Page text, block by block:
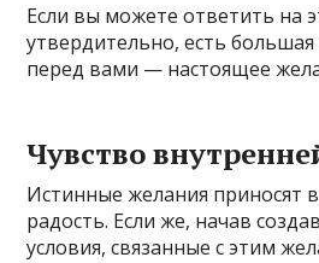
Если вы можете ответить на
утвердительно, есть
перед вами — настоящее
Чувство
Истинные желания приносят
радость. Если же, начав
условия, связанные с этим